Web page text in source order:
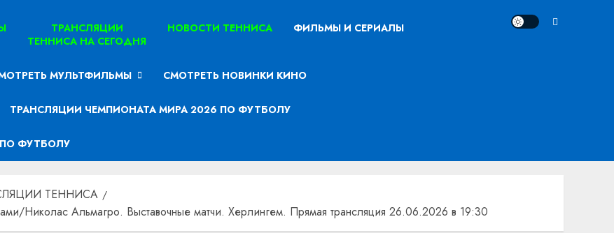
ТРАНСЛЯЦИИ
ТЕННИСА НА СЕГОДНЯ
НОВОСТИ ТЕННИСА ФИЛЬМЫ И СЕРИАЛЫ
МУЛЬТФИЛЬМЫ СМОТРЕТЬ НОВИНКИ КИНО
ТРАНСЛЯЦИИ ЧЕМПИОНАТА МИРА 2026 ПО ФУТБОЛУ
ПО ФУТБОЛУ
ТЕННИСА
Николас Альмагро. Выставочные матчи. Херлингем. Прямая трансляция 26.06.2026 в 19:30